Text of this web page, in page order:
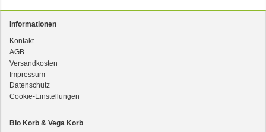
3er-SET Bio Sticks Soft (weiche Hundeleckerli) Huhn 150g Dog's Love
Informationen
Kontakt
AGB
Versandkosten
Impressum
Datenschutz
Cookie-Einstellungen
Bio Korb & Vega Korb